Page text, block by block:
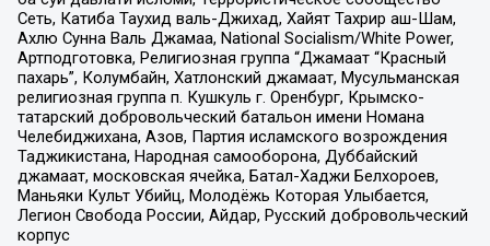
Сеть, Катиба Таухид валь-Джихад, Хайят Тахрир аш-Шам,
Ахлю Сунна Валь Джамаа, National Socialism/White Power,
Артподготовка, Религиозная группа “Джамаат “Красный
пахарь”, Колумбайн, Хатлонский джамаат, Мусульманская
религиозная группа п. Кушкуль г. Оренбург, Крымско-
татарский добровольческий батальон имени Номана
Челебиджихана, Азов, Партия исламского возрождения
Таджикистана, Народная самооборона, Дуббайский
джамаат, московская ячейка, Батал-Хаджи Белхороев,
Маньяки Культ Убийц, Молодёжь Которая Улыбается,
Легион Свобода России, Айдар, Русский добровольческий
корпус